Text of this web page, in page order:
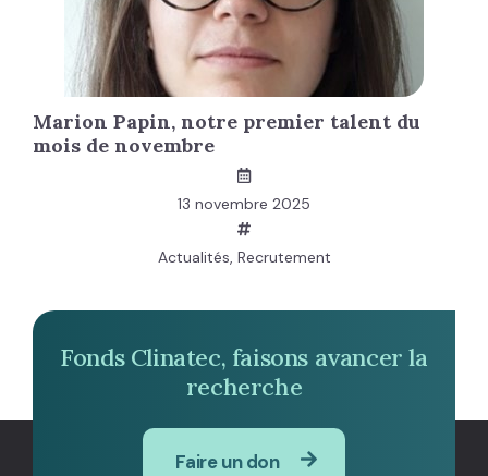
Marion Papin, notre premier talent du
mois de novembre
13 novembre 2025
Actualités, Recrutement
Fonds Clinatec, faisons avancer la
recherche
Faire un don